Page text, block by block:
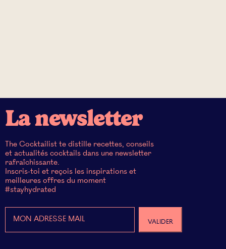
La newsletter
The Cocktailist te distille recettes, conseils
et actualités cocktails dans une newsletter
rafraîchissante.
Inscris-toi et reçois les inspirations et
meilleures offres du moment
#stayhydrated